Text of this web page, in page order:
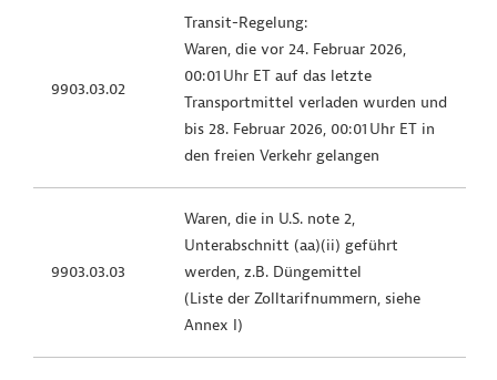
9903.03.02
Transit-Regelung:
Waren, die vor 24. Februar 2026,
00:01 Uhr ET auf das letzte
Transportmittel verladen wurden und
bis 28. Februar 2026, 00:01 Uhr ET in
den freien Verkehr gelangen
9903.03.03
Waren, die in U.S. note 2,
Unterabschnitt (aa)(ii) geführt
werden, z.B. Düngemittel
(Liste der Zolltarifnummern, siehe
Annex I)